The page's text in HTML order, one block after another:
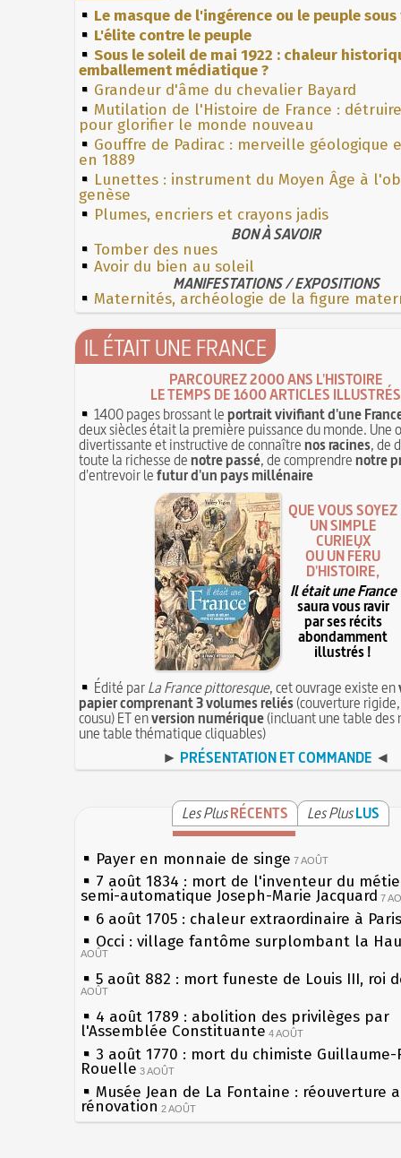
Le masque de l'ingérence ou le peuple
L'élite contre le peuple
Sous le soleil de mai 1922 : chaleur
emballement médiatique ?
Grandeur d'âme du chevalier Bayard
Mutilation de l'Histoire de France :
pour glorifier le monde nouveau
Gouffre de Padirac : merveille géologique
en 1889
Lunettes : instrument du Moyen Âge à
genèse
Plumes, encriers et crayons jadis
BON À SAVOIR
Tomber des nues
Avoir du bien au soleil
MANIFESTATIONS / EXPOSITIONS
Maternités, archéologie de la figure
IL ÉTAIT UNE FRANCE
PARCOUREZ 2000 ANS L'HISTOIRE
LE TEMPS DE 1600 ARTICLES ILLUSTRÉS
1400 pages brossant leportrait vivifiant d'une
deux siècles était la première puissance du monde. Une
divertissante et instructive de connaîtrenos racines, de
toute la richesse denotre passé, de comprendrenotre
d'entrevoir lefutur d'un pays millénaire
QUE VOUS SOYEZ
UN SIMPLE
CURIEUX
OU UN FÉRU
D'HISTOIRE,
Il était une France
saura vous ravir
par ses récits
abondamment
illustrés !
Édité parLa France pittoresque, cet ouvrage existe en
papier comprenant 3 volumes reliés(couverture
cousu) ET enversion numérique(incluant une table des
une table thématique cliquables)
► PRÉSENTATION ET COMMANDE ◄
Les PlusRÉCENTS Les PlusLUS
Payer en monnaie de singe 7 AOÛT
7 août 1834 : mort de l'inventeur du
semi-automatique Joseph-Marie Jacquard 7
6 août 1705 : chaleur extraordinaire à Paris
Occi : village fantôme surplombant la
AOÛT
5 août 882 : mort funeste de Louis III, roi
AOÛT
4 août 1789 : abolition des privilèges par
l'Assemblée Constituante 4 AOÛT
3 août 1770 : mort du chimiste Guillaume-
Rouelle 3 AOÛT
Musée Jean de La Fontaine : réouverture
rénovation 2 AOÛT
2 août 1802 : Bonaparte est nommé